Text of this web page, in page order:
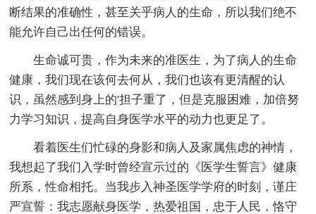
断结果的准确性，甚至关乎病人的生命，所以我们绝不
能允许自己出任何的错误。
生命诚可贵，作为未来的准医生，为了病人的生命
健康，我们现在该何去何从，我们也该有更清醒的认
识，虽然感到身上的'担子重了，但是克服困难，加倍努
力学习知识，提高自身医学水平的动力也更足了。
看着医生们忙碌的身影和病人及家属焦虑的神情，
我想起了我们入学时曾经宣示过的《医学生誓言》健康
所系，性命相托。当我步入神圣医学学府的时刻，谨庄
严宣誓：我志愿献身医学，热爱祖国，忠于人民，恪守